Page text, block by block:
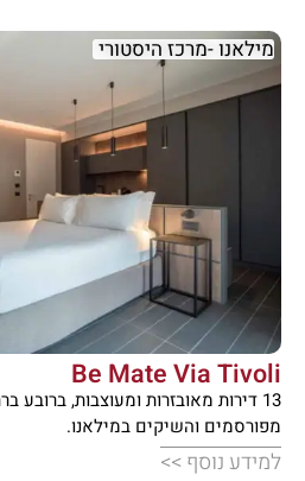





Be Mate Via Tivoli
13 דירות מאובזרות ומעוצבות, ברובע
מפורסמים והשיקים במילאנו.
למידע נוסף >>
מילאנו -מרכז היסטורי